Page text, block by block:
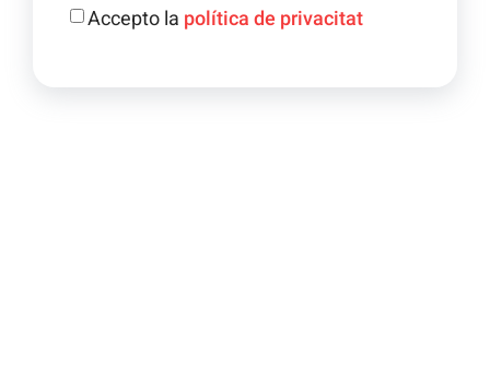
Accepto la política de privacitat